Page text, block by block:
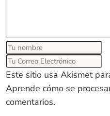
Este sitio usa Akismet
Aprende cómo se
comentarios.